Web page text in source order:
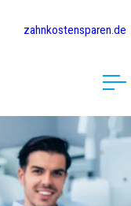
zahnkostensparen.de